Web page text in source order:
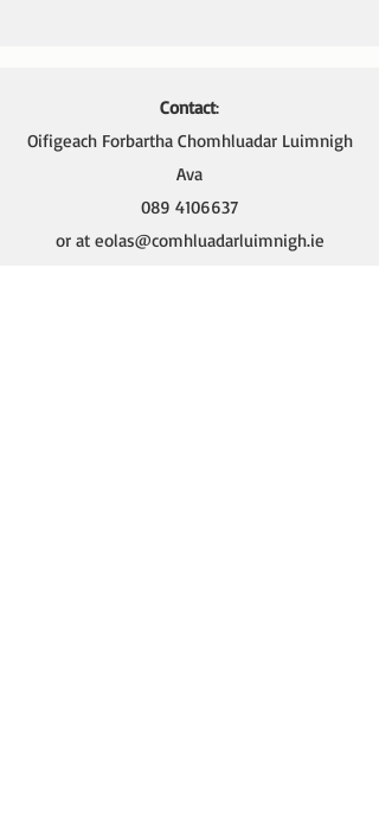
Contact:
Oifigeach Forbartha Chomhluadar Luimnigh
Ava
089 4106637
or at eolas@comhluadarluimnigh.ie